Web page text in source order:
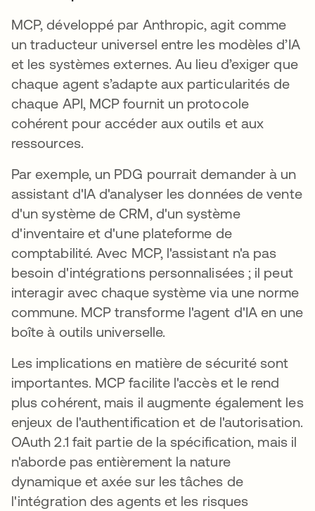
MCP, développé par Anthropic, agit comme
un traducteur universel entre les modèles d’IA
et les systèmes externes. Au lieu d’exiger que
chaque agent s’adapte aux particularités de
chaque API, MCP fournit un protocole
cohérent pour accéder aux outils et aux
ressources.
Par exemple, un PDG pourrait demander à un
assistant d'IA d'analyser les données de vente
d'un système de CRM, d'un système
d'inventaire et d'une plateforme de
comptabilité. Avec MCP, l'assistant n'a pas
besoin d'intégrations personnalisées ; il peut
interagir avec chaque système via une norme
commune. MCP transforme l'agent d'IA en une
boîte à outils universelle.
Les implications en matière de sécurité sont
importantes. MCP facilite l'accès et le rend
plus cohérent, mais il augmente également les
enjeux de l'authentification et de l'autorisation.
OAuth 2.1 fait partie de la spécification, mais il
n'aborde pas entièrement la nature
dynamique et axée sur les tâches de
l'intégration des agents et les risques